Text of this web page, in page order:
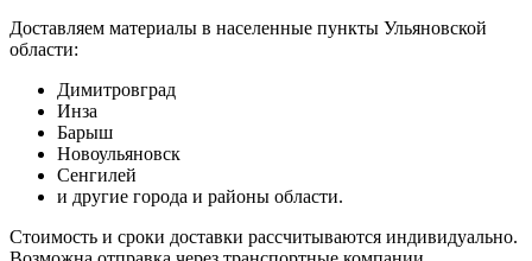
Доставляем материалы в населенные пункты Ульяновской
области:
Димитровград
Инза
Барыш
Новоульяновск
Сенгилей
и другие города и районы области.
Стоимость и сроки доставки рассчитываются индивидуально.